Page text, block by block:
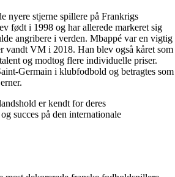
nyere stjerne spillere på Frankrigs
født i 1998 og har allerede markeret sig
angribere i verden. Mbappé var en vigtig
vandt VM i 2018. Han blev også kåret som
og modtog flere individuelle priser.
Germain i klubfodbold og betragtes som
er kendt for deres
succes på den internationale